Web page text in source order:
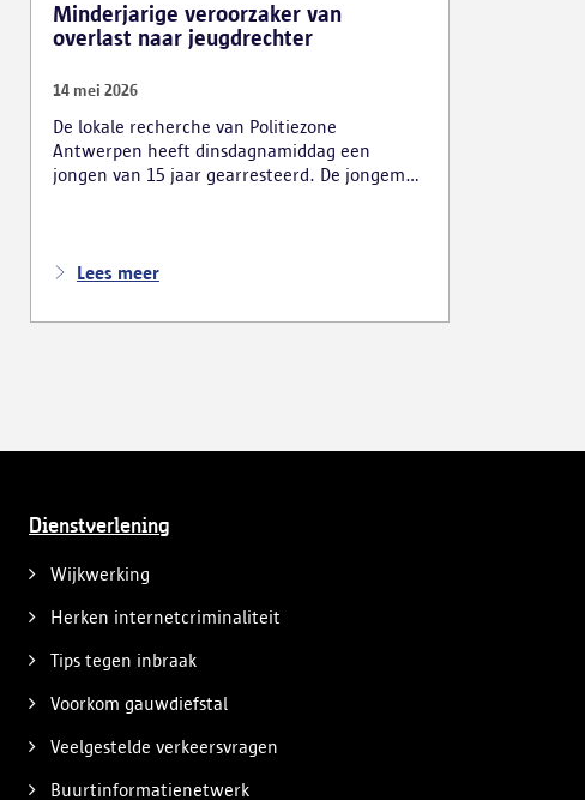
Minderjarige veroorzaker van
overlast naar jeugdrechter
14 mei 2026
De lokale recherche van Politiezone
Antwerpen heeft dinsdagnamiddag een
jongen van 15 jaar gearresteerd. De jongeman
geweldincidenten. Hij is ondertussen voor de
strenge voorwaarden liet beschikken.
Lees meer
Dienstverlening
Wijkwerking
Herken internetcriminaliteit
Tips tegen inbraak
Voorkom gauwdiefstal
Veelgestelde verkeersvragen
Buurtinformatienetwerk